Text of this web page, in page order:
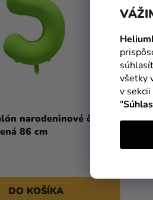
všetky
v sekcii
"
narodeninové číslo 5
86 cm
DO KOŠÍKA